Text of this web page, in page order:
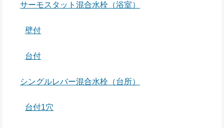
サーモスタット混合水栓（浴室）
壁付
台付
シングルレバー混合水栓（台所）
台付1穴